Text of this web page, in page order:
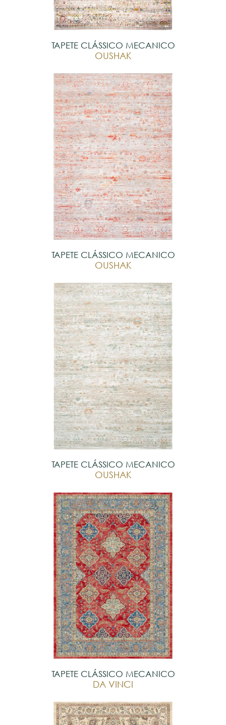
TAPETE CLÁSSICO MECANICO
OUSHAK
TAPETE CLÁSSICO MECANICO
OUSHAK
TAPETE CLÁSSICO MECANICO
OUSHAK
TAPETE CLÁSSICO MECANICO
DA VINCI